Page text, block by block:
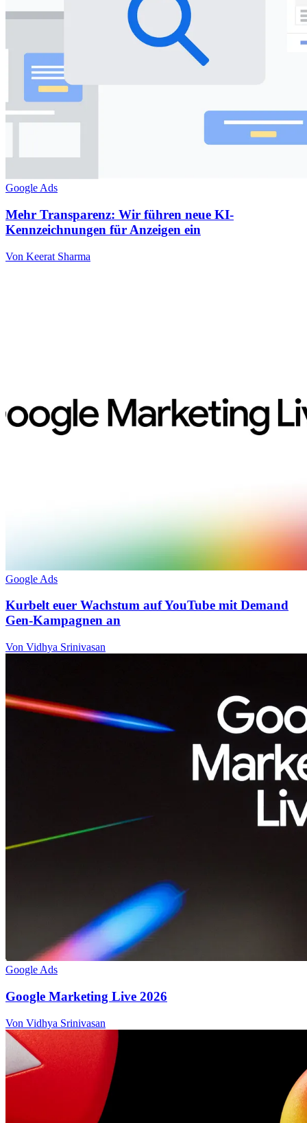
Google Ads
Mehr Transparenz: Wir führen neue KI-
Kennzeichnungen für Anzeigen ein
Von Keerat Sharma
Google Ads
Kurbelt euer Wachstum auf YouTube mit Demand
Gen-Kampagnen an
Von Vidhya Srinivasan
Google Ads
Google Marketing Live 2026
Von Vidhya Srinivasan